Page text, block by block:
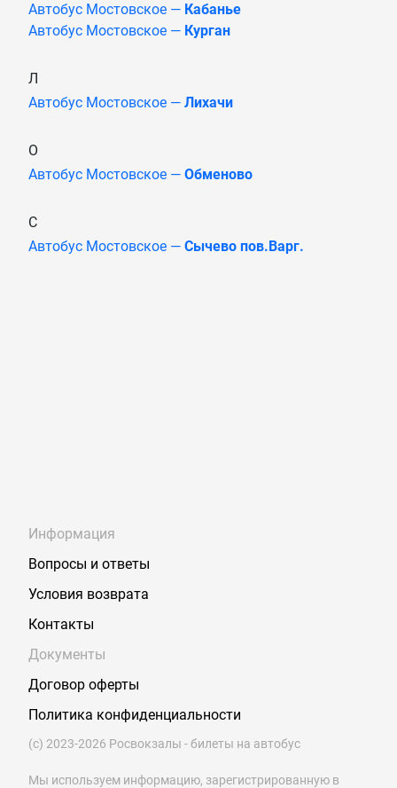
Автобус Мостовское — Кабанье
Автобус Мостовское — Курган
Л
Автобус Мостовское — Лихачи
О
Автобус Мостовское — Обменово
С
Автобус Мостовское — Сычево пов.Варг.
Информация
Вопросы и ответы
Условия возврата
Контакты
Документы
Договор оферты
Политика конфиденциальности
(с) 2023-2026 Росвокзалы - билеты на автобус
Мы используем информацию, зарегистрированную в